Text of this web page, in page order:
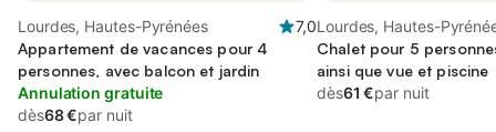
Lourdes, Hautes-Pyrénées
7,0
Appartement de vacances pour 4
personnes, avec balcon et jardin
Annulation gratuite
dès68 €par nuit
Lourdes, Hautes-
Chalet pour 5
ainsi que vue et piscine
dès61 €par nuit